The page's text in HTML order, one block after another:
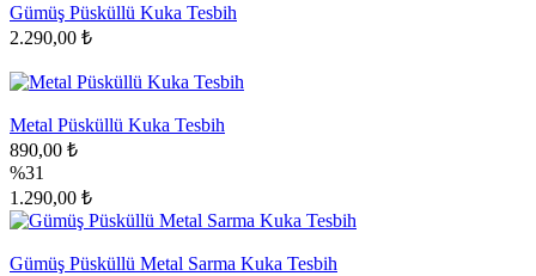
Gümüş Püsküllü Kuka Tesbih
2.290,00 ₺
Metal Püsküllü Kuka Tesbih
890,00 ₺
%31
1.290,00 ₺
Gümüş Püsküllü Metal Sarma Kuka Tesbih